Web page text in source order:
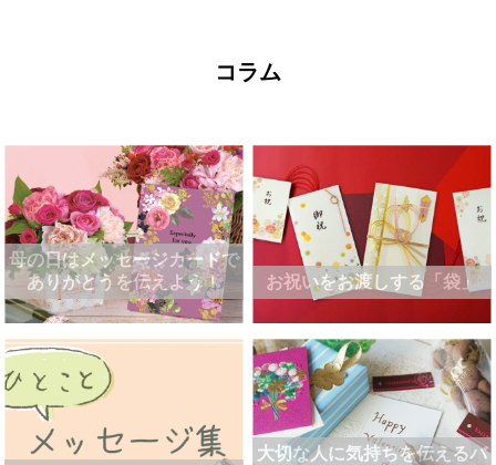
コラム
母の日はメッセージカードで
ありがとうを伝えよう！
お祝いをお渡しする「袋」
大切な人に気持ちを伝えるバ